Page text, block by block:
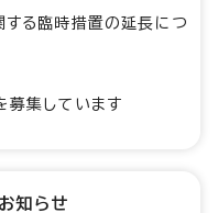
する臨時措置の延長につ
集しています
知らせ